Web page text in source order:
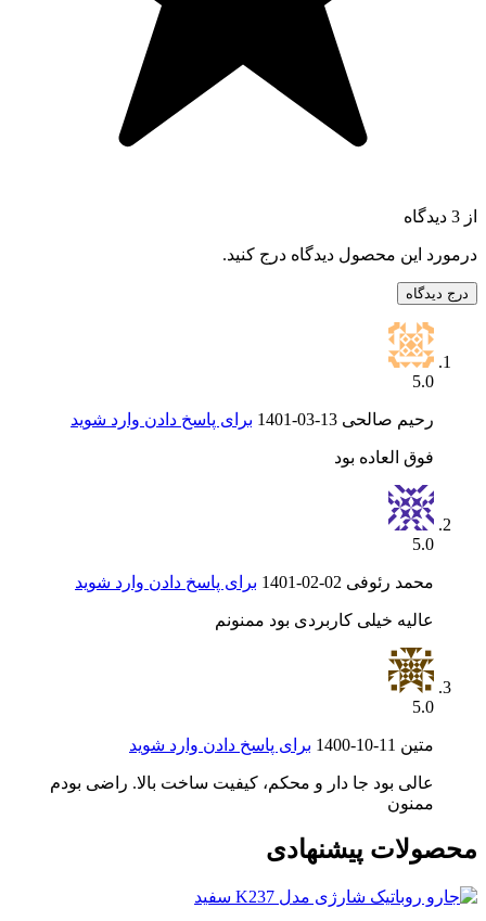
از 3 دیدگاه
درمورد این محصول دیدگاه درج کنید.
درج دیدگاه
5.0
رحیم صالحی 1401-03-13 برای پاسخ دادن وارد شوید
فوق العاده بود
5.0
محمد رئوفی 1401-02-02 برای پاسخ دادن وارد شوید
عالیه خیلی کاربردی بود ممنونم
5.0
متین 1400-10-11 برای پاسخ دادن وارد شوید
عالی بود جا دار و محکم، کیفیت ساخت بالا. راضی بودم
ممنون
محصولات پیشنهادی